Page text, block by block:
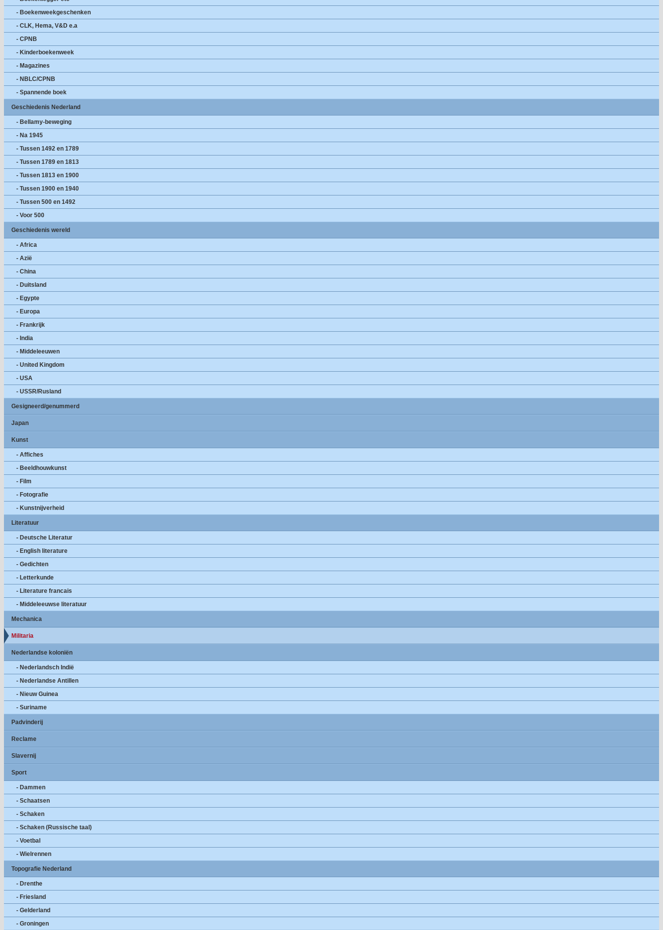
- Boekenweekgeschenken
- CLK, Hema, V&D e.a
- CPNB
- Kinderboekenweek
- Magazines
- NBLC/CPNB
- Spannende boek
Geschiedenis Nederland
- Bellamy-beweging
- Na 1945
- Tussen 1492 en 1789
- Tussen 1789 en 1813
- Tussen 1813 en 1900
- Tussen 1900 en 1940
- Tussen 500 en 1492
- Voor 500
Geschiedenis wereld
- Africa
- Azië
- China
- Duitsland
- Egypte
- Europa
- Frankrijk
- India
- Middeleeuwen
- United Kingdom
- USA
- USSR/Rusland
Gesigneerd/genummerd
Japan
Kunst
- Affiches
- Beeldhouwkunst
- Film
- Fotografie
- Kunstnijverheid
Literatuur
- Deutsche Literatur
- English literature
- Gedichten
- Letterkunde
- Literature francais
- Middeleeuwse literatuur
Mechanica
Militaria
Nederlandse koloniën
- Nederlandsch Indië
- Nederlandse Antillen
- Nieuw Guinea
- Suriname
Padvinderij
Reclame
Slavernij
Sport
- Dammen
- Schaatsen
- Schaken
- Schaken (Russische taal)
- Voetbal
- Wielrennen
Topografie Nederland
- Drenthe
- Friesland
- Gelderland
- Groningen